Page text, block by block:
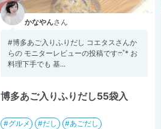
かなやんさん
#博多あご入りふりだし コエタスさんか
らの モニターレビューの投稿ですෆ˚* お
料理下手でも 基...
博多あご入りふりだし55袋入
グルメ だし
あごだし